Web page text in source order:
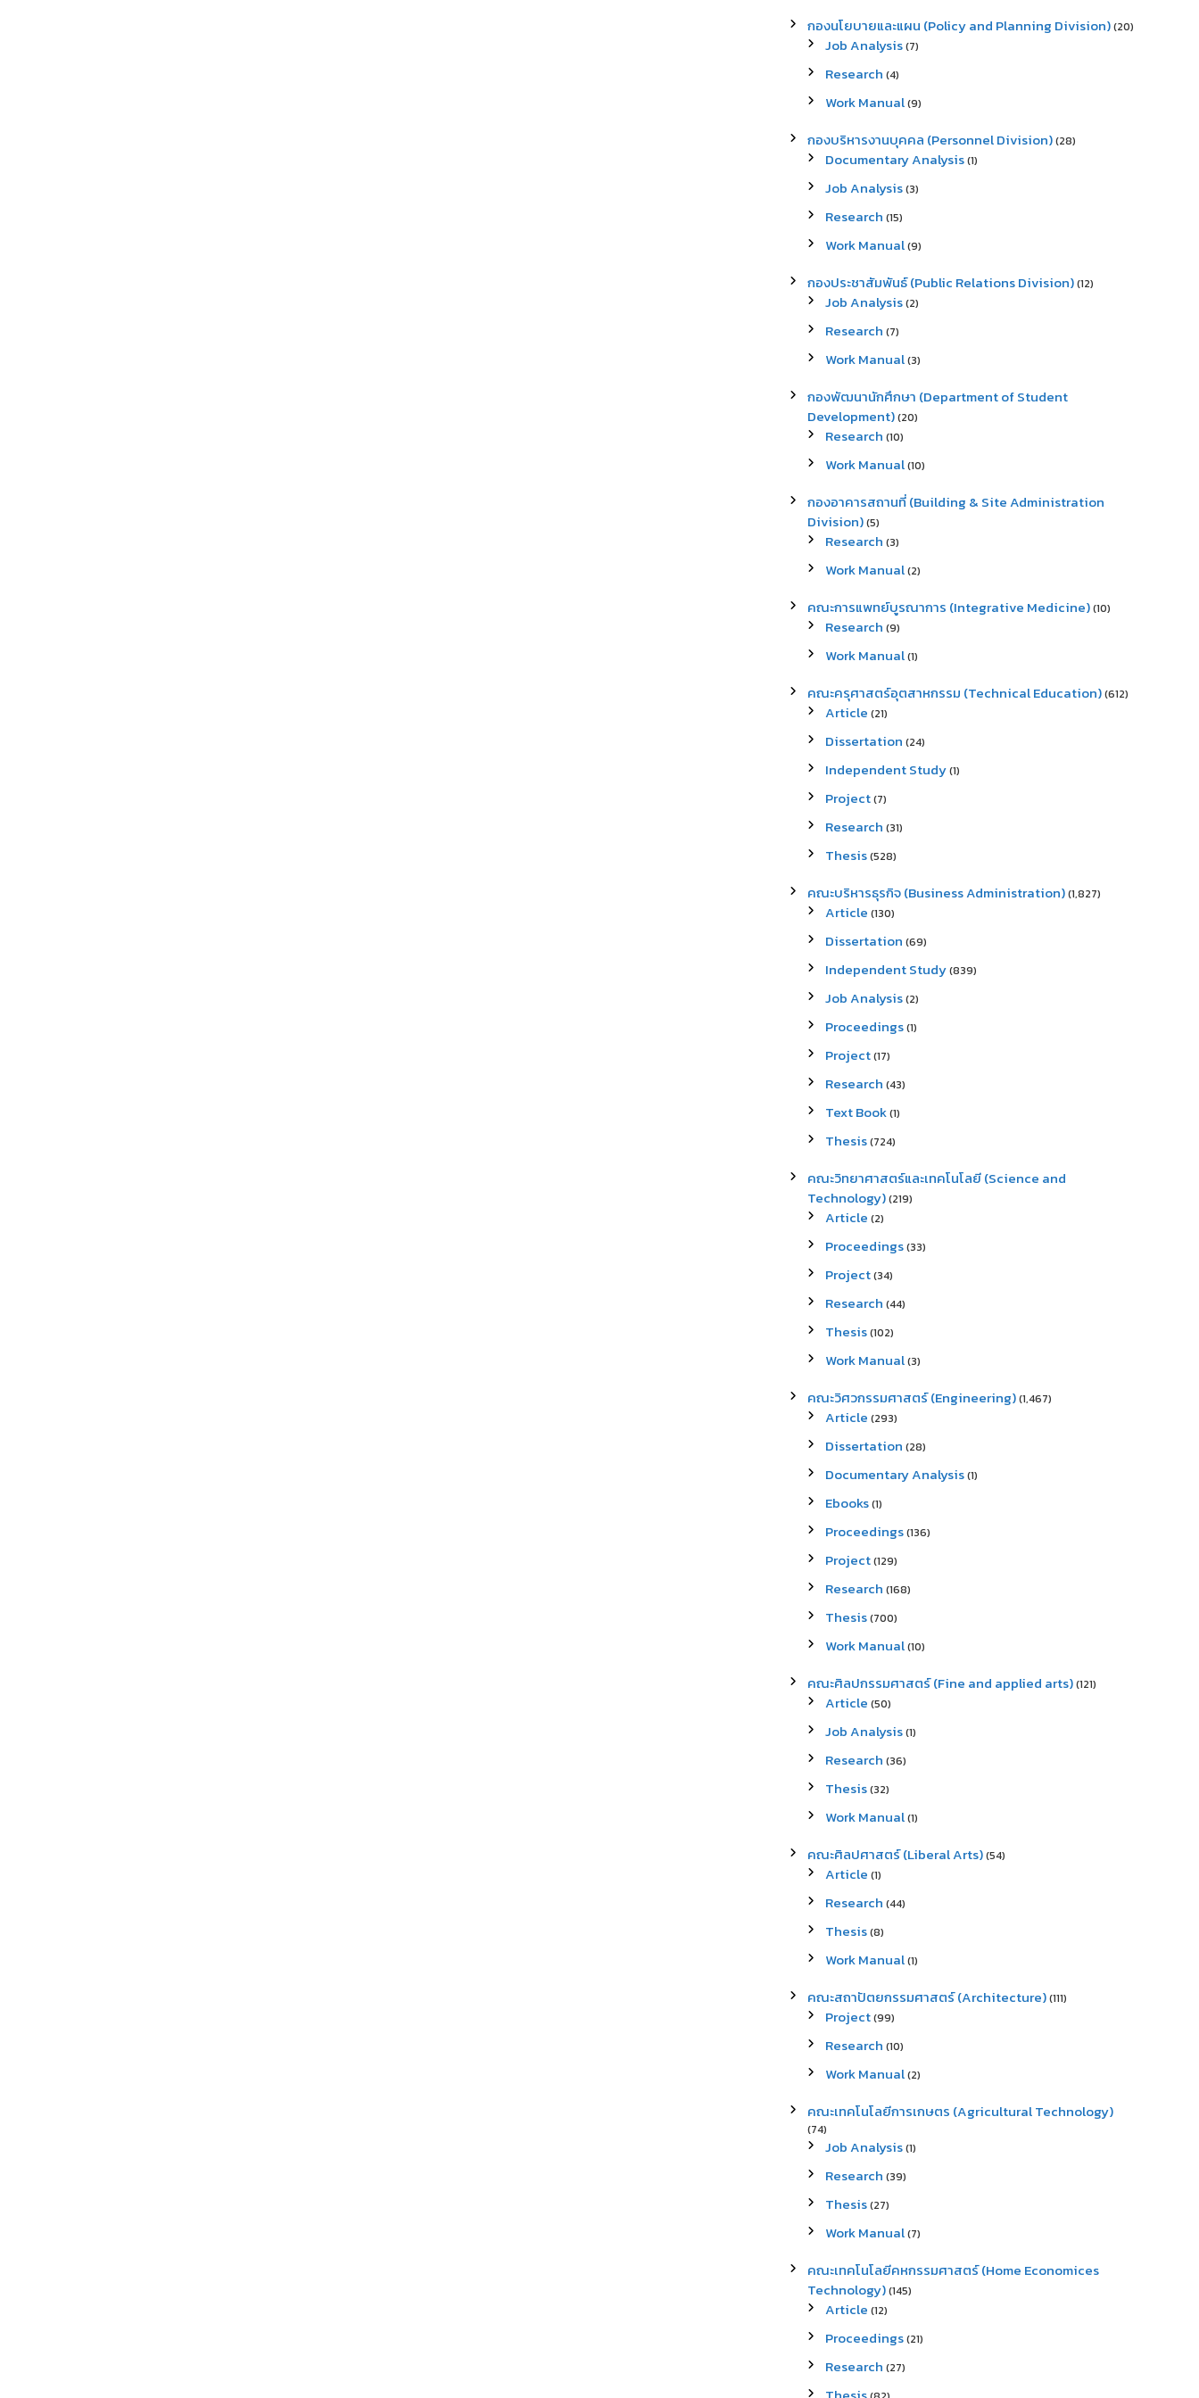
กองนโยบายและแผน (Policy and Planning Division)(20)
Job Analysis(7)
Research (4)
Work Manual(9)
กองบริหารงานบุคคล (Personnel Division)(28)
Documentary Analysis(1)
Job Analysis(3)
Research (15)
Work Manual(9)
กองประชาสัมพันธ์ (Public Relations Division)(12)
Job Analysis(2)
Research (7)
Work Manual(3)
กองพัฒนานักศึกษา (Department of Student
Development)(20)
Research (10)
Work Manual(10)
กองอาคารสถานที่ (Building & Site Administration
Division)(5)
Research (3)
Work Manual(2)
คณะการแพทย์บูรณาการ (Integrative Medicine)(10)
Research (9)
Work Manual(1)
คณะครุศาสตร์อุตสาหกรรม (Technical Education)(612)
Article (21)
Dissertation (24)
Independent Study(1)
Project(7)
Research (31)
Thesis(528)
คณะบริหารธุรกิจ (Business Administration)(1,827)
Article (130)
Dissertation (69)
Independent Study(839)
Job Analysis(2)
Proceedings(1)
Project(17)
Research (43)
Text Book(1)
Thesis(724)
คณะวิทยาศาสตร์และเทคโนโลยี (Science and
Technology)(219)
Article (2)
Proceedings(33)
Project(34)
Research (44)
Thesis(102)
Work Manual(3)
คณะวิศวกรรมศาสตร์ (Engineering)(1,467)
Article (293)
Dissertation (28)
Documentary Analysis(1)
Ebooks(1)
Proceedings(136)
Project(129)
Research (168)
Thesis(700)
Work Manual(10)
คณะศิลปกรรมศาสตร์ (Fine and applied arts)(121)
Article (50)
Job Analysis(1)
Research (36)
Thesis(32)
Work Manual(1)
คณะศิลปศาสตร์ (Liberal Arts)(54)
Article (1)
Research (44)
Thesis(8)
Work Manual(1)
คณะสถาปัตยกรรมศาสตร์ (Architecture)(111)
Project(99)
Research (10)
Work Manual(2)
คณะเทคโนโลยีการเกษตร (Agricultural Technology)
(74)
Job Analysis(1)
Research (39)
Thesis(27)
Work Manual(7)
คณะเทคโนโลยีคหกรรมศาสตร์ (Home Economices
Technology)(145)
Article (12)
Proceedings(21)
Research (27)